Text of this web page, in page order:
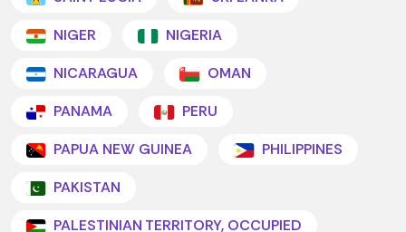
NIGER
NIGERIA
NICARAGUA
OMAN
PANAMA
PERU
PAPUA NEW GUINEA
PHILIPPINES
PAKISTAN
PALESTINIAN TERRITORY, OCCUPIED